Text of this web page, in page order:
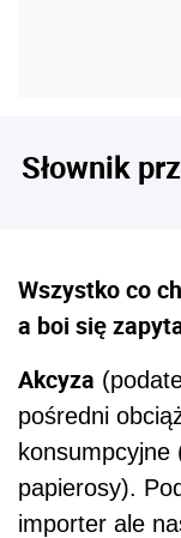
Słownik
Wszystko co
a boi się
Akcyza
pośredni
konsumpcyjne
papierosy).
importer ale